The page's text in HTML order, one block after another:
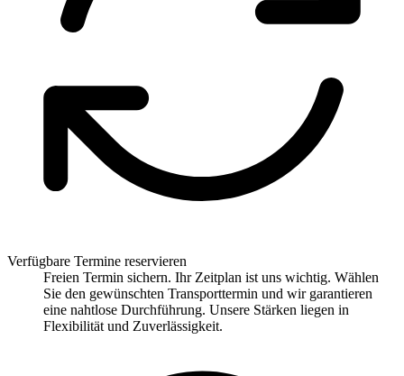
Verfügbare Termine reservieren
Freien Termin sichern. Ihr Zeitplan ist uns wichtig. Wählen
Sie den gewünschten Transporttermin und wir garantieren
eine nahtlose Durchführung. Unsere Stärken liegen in
Flexibilität und Zuverlässigkeit.